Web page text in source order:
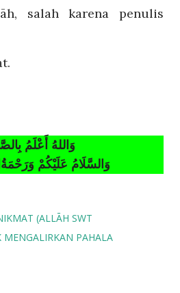
salah karena penulis
وَاللهُ أَعْلَمُ
وَالسَّلَامُ عَلَيْكُمْ
(ALLĀH SWT
PAHALA